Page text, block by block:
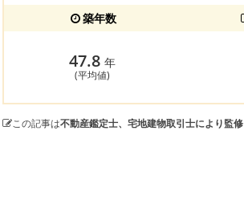
築年数
47.8 年
(平均値)
この記事は不動産鑑定士、宅地建物取引士により監修